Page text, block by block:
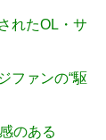
れたOL・サ
ファンの“駆
のある